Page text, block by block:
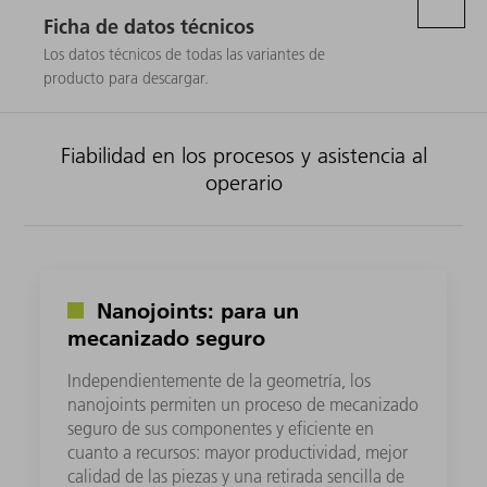
Ficha de datos técnicos
Los datos técnicos de todas las variantes de
producto para descargar.
Fiabilidad en los procesos y asistencia al
operario
Nanojoints: para un
mecanizado seguro
Independientemente de la geometría, los
nanojoints permiten un proceso de mecanizado
seguro de sus componentes y eficiente en
cuanto a recursos: mayor productividad, mejor
calidad de las piezas y una retirada sencilla de